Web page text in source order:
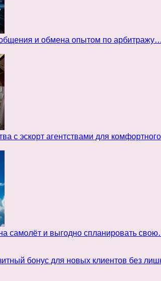
и обмена опытом по арбитражу…
с эскорт агентствами для
самолёт и выгодно спланировать
бонус для новых клиентов без